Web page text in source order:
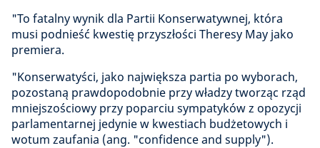
"To fatalny wynik dla Partii Konserwatywnej, która
musi podnieść kwestię przyszłości Theresy May jako
premiera.
"Konserwatyści, jako największa partia po wyborach,
pozostaną prawdopodobnie przy władzy tworząc rząd
mniejszościowy przy poparciu sympatyków z opozycji
parlamentarnej jedynie w kwestiach budżetowych i
wotum zaufania (ang. "confidence and supply").